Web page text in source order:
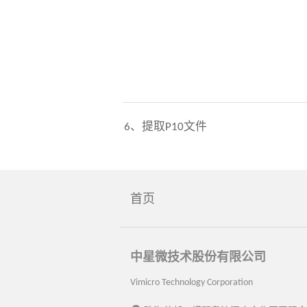
6、提取P10文件
首页
中星微技术股份有限公司
Vimicro Technology Corporation